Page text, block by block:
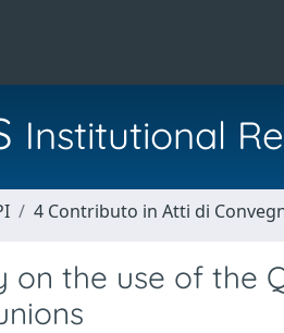
Institutional
4 Contributo in Atti di
on the use of the